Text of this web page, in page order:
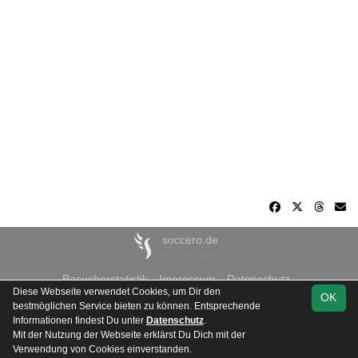
Team
Stadtliga B
Dresden
Spielplan
soccero.de
Besucherstatistik Impressum
Datenschutz
OK
Diese Webseite verwendet Cookies, um Dir den
bestmöglichen Service bieten zu können. Entsprechende
Informationen findest Du unter Datenschutz.
Mit der Nutzung der Webseite erklärst Du Dich mit der
Verwendung von Cookies einverstanden.